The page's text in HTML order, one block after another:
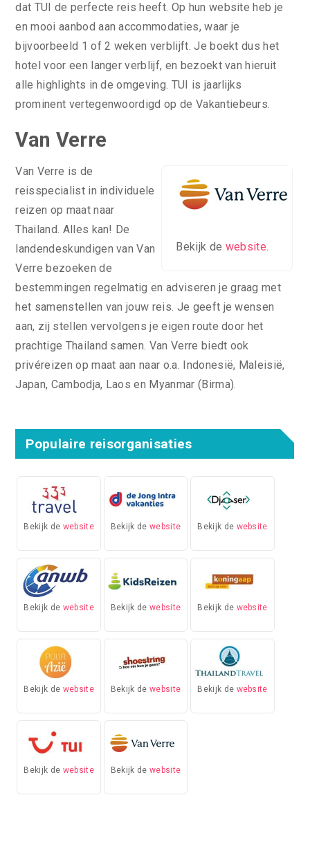
dat TUI de perfecte reis heeft. Op hun website heb je
en mooi aanbod aan accommodaties, waar je
bijvoorbeeld 1 of 2 weken verblijft. Je boekt dus het
hotel voor een langer verblijf, en bezoekt van hieruit
alle highlights in de omgeving. TUI is jaarlijks
prominent vertegenwoordigd op de Vakantiebeurs.
Van Verre
Bekijk de website.
Van Verre is de
reisspecialist in individuele
reizen op maat naar
Thailand. Alles kan! De
landendeskundigen van Van
Verre bezoeken de
bestemmingen regelmatig en adviseren je graag met
het samenstellen van jouw reis. Je geeft je wensen
aan, zij stellen vervolgens je eigen route door het
prachtige Thailand samen. Van Verre biedt ook
privéreizen op maat aan naar o.a. Indonesië, Maleisië,
Japan, Cambodja, Laos en Myanmar (Birma).
Populaire reisorganisaties
Bekijk de website Bekijk dewebsite Bekijk de website
Bekijk de website Bekijk dewebsite Bekijk de website
Bekijk de website Bekijk dewebsite Bekijk de website
Bekijk de website Bekijk dewebsite